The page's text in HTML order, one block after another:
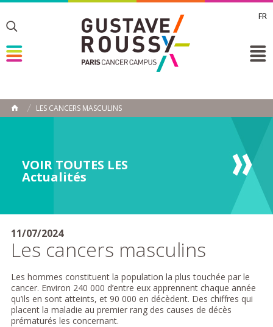
FR
Toggle
Toggle
HOME
LES CANCERS MASCULINS
VOIR TOUTES LES
Actualités
11/07/2024
Les cancers masculins
Les hommes constituent la population la plus touchée par le
cancer. Environ 240 000 d’entre eux apprennent chaque année
qu’ils en sont atteints, et 90 000 en décèdent. Des chiffres qui
placent la maladie au premier rang des causes de décès
prématurés les concernant.